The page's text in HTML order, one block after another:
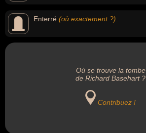
Enterré (où exactement ?)
Où se trouve la tombe
de Richard Basehart ?
Contribuez !